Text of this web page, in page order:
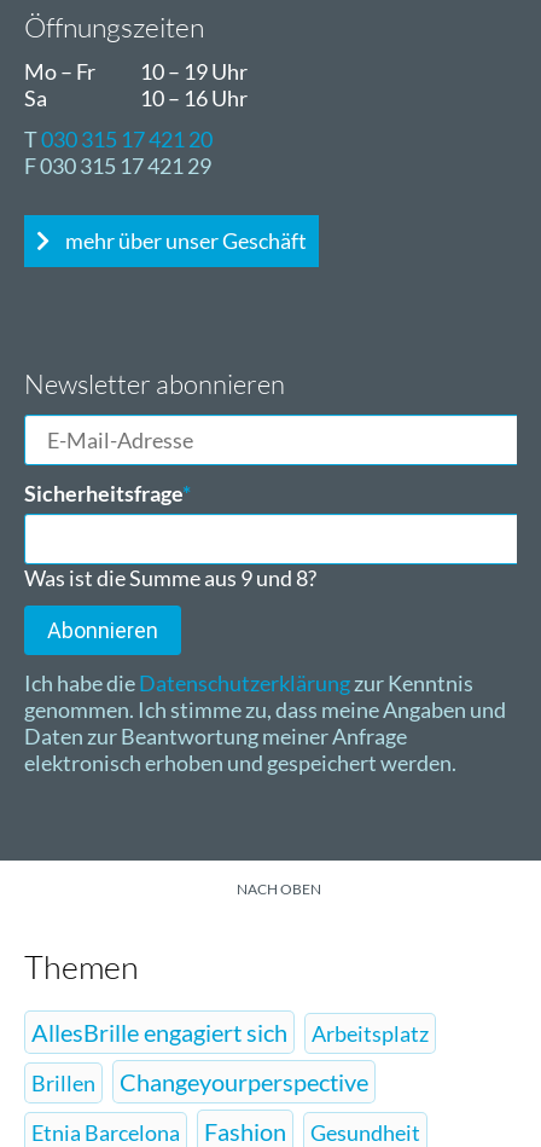
Öffnungszeiten
Mo – Fr
10 – 19 Uhr
Sa
10 – 16 Uhr
T030 315 17 421 20
F 030 315 17 421 29
mehr über unser Geschäft
Newsletter abonnieren
E-
Mail-
Adresse
Pflichtfeld
Sicherheitsfrage*
Was ist die Summe aus 9 und 8?
Abonnieren
Ich habe dieDatenschutzerklärungzur Kenntnis
genommen. Ich stimme zu, dass meine Angaben und
Daten zur Beantwortung meiner Anfrage
elektronisch erhoben und gespeichert werden.
NACH OBEN
Themen
AllesBrille engagiert sich
Arbeitsplatz
Brillen
Changeyourperspective
Etnia Barcelona Fashion Gesundheit